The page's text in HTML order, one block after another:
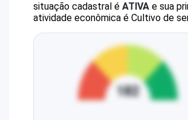
situação cadastral é ATIVA e sua
atividade econômica é Cultivo de